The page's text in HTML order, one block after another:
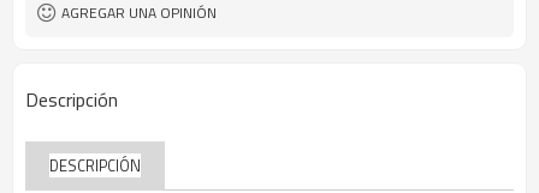
AGREGAR UNA OPINIÓN
Descripción
DESCRIPCIÓN